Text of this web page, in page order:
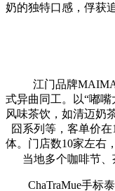
奶的独特口感，俘获
江门品牌
式异曲同工。以“嘟
风味茶饮，如清迈奶
囧系列等，客单价
体。门店数10家左右
当地多个咖啡节、
ChaTraMue手标